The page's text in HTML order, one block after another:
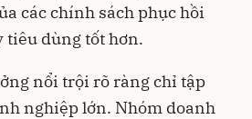
các chính sách phục hồi
tiêu dùng tốt hơn.
nổi trội rõ ràng chỉ tập
nghiệp lớn. Nhóm doanh